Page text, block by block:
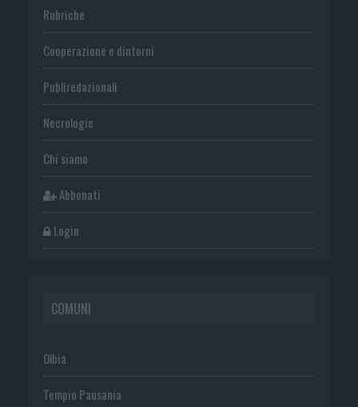
Rubriche
Cooperazione e dintorni
Publiredazionali
Necrologie
Chi siamo
Abbonati
Login
COMUNI
Olbia
Tempio Pausania